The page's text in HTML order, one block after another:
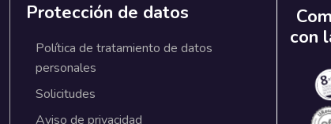
Protección de datos
Política de tratamiento de datos
personales
Solicitudes
Aviso de privacidad
con